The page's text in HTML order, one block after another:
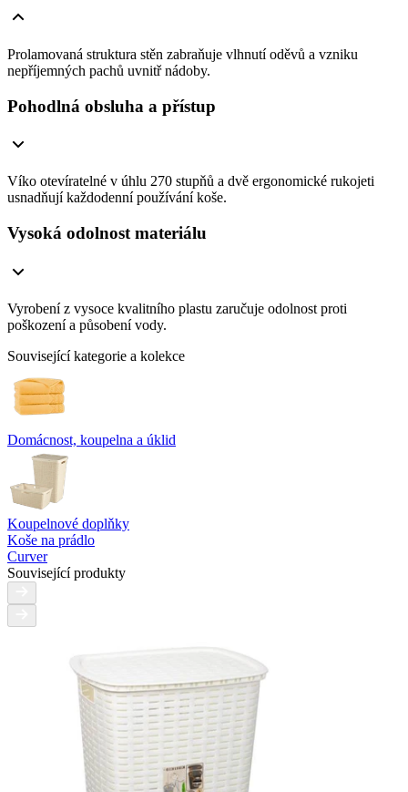
Prolamovaná struktura stěn zabraňuje vlhnutí oděvů a vzniku
nepříjemných pachů uvnitř nádoby.
Pohodlná obsluha a přístup
Víko otevíratelné v úhlu 270 stupňů a dvě ergonomické rukojeti
usnadňují každodenní používání koše.
Vysoká odolnost materiálu
Vyrobení z vysoce kvalitního plastu zaručuje odolnost proti
poškození a působení vody.
Související kategorie a kolekce
Domácnost, koupelna a úklid
Koupelnové doplňky
Koše na prádlo
Curver
Související produkty